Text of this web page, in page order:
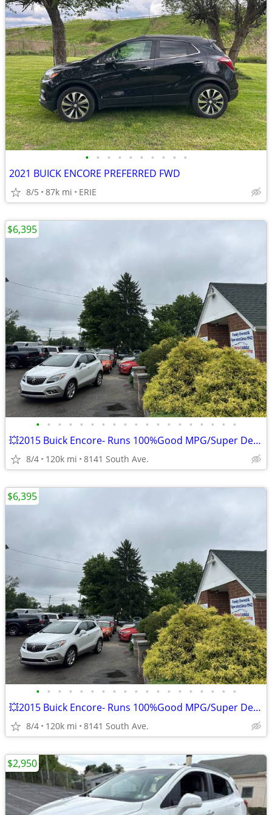
• • • • • • • • • •
2021 BUICK ENCORE PREFERRED FWD
8/5 87k mi ERIE
• • • • • • • • • • • • • • • • • • •
💥2015 Buick Encore- Runs 100%Good MPG/Super Deal!!!💥
8/4 120k mi 8141 South Ave.
$6,395
• • • • • • • • • • • • • • • • • • •
💥2015 Buick Encore- Runs 100%Good MPG/Super Deal!!!💥
8/4 120k mi 8141 South Ave.
$6,395
$2,950